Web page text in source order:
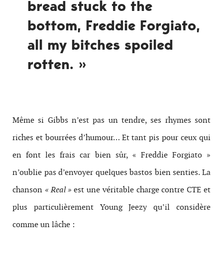
bread stuck to the
bottom, Freddie Forgiato,
all my bitches spoiled
rotten. »
Même si Gibbs n’est pas un tendre, ses rhymes sont
riches et bourrées d’humour… Et tant pis pour ceux qui
en font les frais car bien sûr, « Freddie Forgiato »
n’oublie pas d’envoyer quelques bastos bien senties. La
chanson « Real » est une véritable charge contre CTE et
plus particulièrement Young Jeezy qu’il considère
comme un lâche :